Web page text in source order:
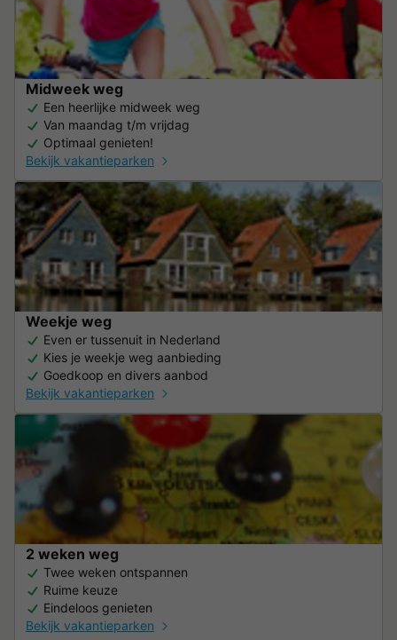
Midweek weg
Een heerlijke midweek weg
Van maandag t/m vrijdag
Optimaal genieten!
Bekijk vakantieparken
Weekje weg
Even er tussenuit in Nederland
Kies je weekje weg aanbieding
Goedkoop en divers aanbod
Bekijk vakantieparken
2 weken weg
Twee weken ontspannen
Ruime keuze
Eindeloos genieten
Bekijk vakantieparken